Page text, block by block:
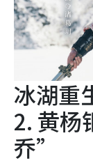
冰湖重
2. 黄
乔”